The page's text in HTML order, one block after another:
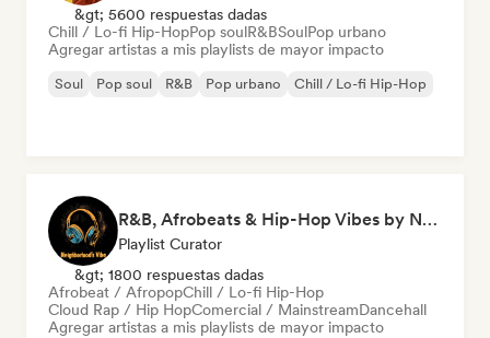
&gt; 5600 respuestas dadas
Chill / Lo-fi Hip-HopPop soulR&BSoulPop urbano
Agregar artistas a mis playlists de mayor impacto
Soul Pop soul R&B Pop urbano Chill / Lo-fi Hip-Hop
R&B, Afrobeats & Hip-Hop Vibes by Neighborhood's Vibe
Playlist Curator
&gt; 1800 respuestas dadas
Afrobeat / AfropopChill / Lo-fi Hip-Hop
Cloud Rap / Hip HopComercial / MainstreamDancehall
Agregar artistas a mis playlists de mayor impacto